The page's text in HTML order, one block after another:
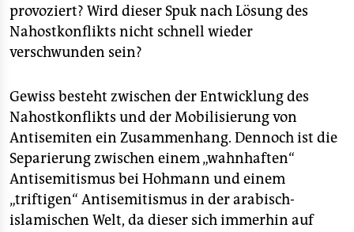
provoziert? Wird dieser Spuk nach Lösung des
Nahostkonflikts nicht schnell wieder
verschwunden sein?
Gewiss besteht zwischen der Entwicklung des
Nahostkonflikts und der Mobilisierung von
Antisemiten ein Zusammenhang. Dennoch ist die
Separierung zwischen einem „wahnhaften“
Antisemitismus bei Hohmann und einem
„triftigen“ Antisemitismus in der arabisch-
islamischen Welt, da dieser sich immerhin auf